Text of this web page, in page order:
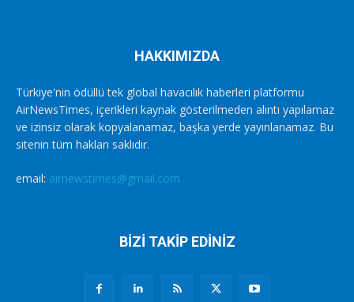
HAKKIMIZDA
Türkiye'nin ödüllü tek global havacılık haberleri platformu
AirNewsTimes, içerikleri kaynak gösterilmeden alıntı yapılamaz
ve izinsiz olarak kopyalanamaz, başka yerde yayınlanamaz. Bu
sitenin tüm hakları saklıdır.
email: airnewstimes@gmail.com
BİZİ TAKİP EDİNİZ